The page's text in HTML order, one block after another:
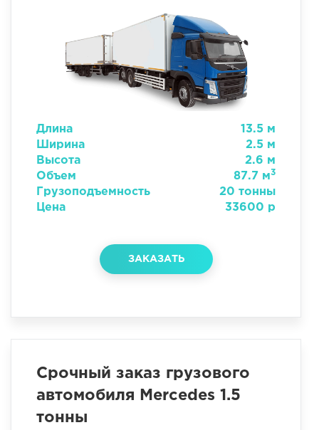
Длина
13.5 м
Ширина
2.5 м
Высота
2.6 м
Объем
87.7 м3
Грузоподъемность
20 тонны
Цена
33600 р
ЗАКАЗАТЬ
Срочный заказ грузового
автомобиля Mercedes 1.5
тонны